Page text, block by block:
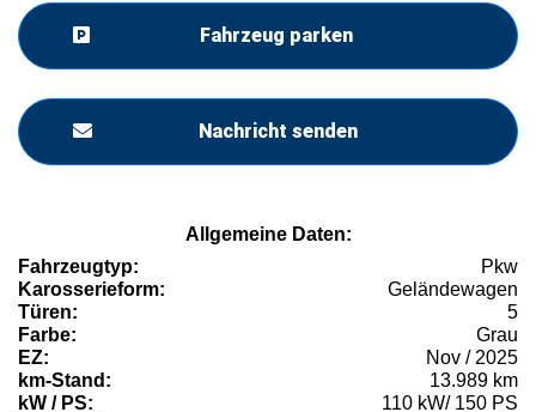
Fahrzeug parken
Nachricht senden
Allgemeine Daten:
Fahrzeugtyp:
Pkw
Karosserieform:
Geländewagen
Türen:
5
Farbe:
Grau
EZ:
Nov / 2025
km-Stand:
13.989 km
kW / PS:
110 kW/ 150 PS